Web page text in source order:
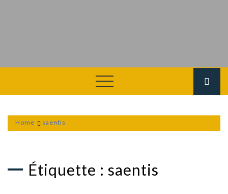
Home saentis
Étiquette : saentis